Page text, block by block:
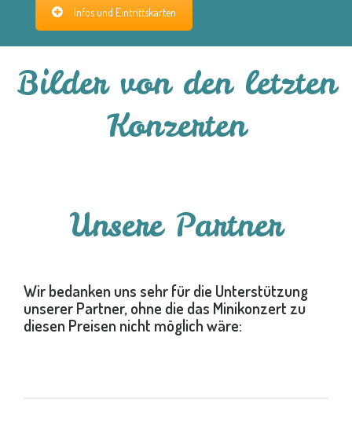
Infos und Eintrittskarten
Bilder von den letzten
Konzerten
Unsere Partner
Wir bedanken uns sehr für die Unterstützung
unserer Partner, ohne die das Minikonzert zu
diesen Preisen nicht möglich wäre: